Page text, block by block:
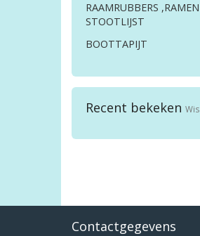
RAAMRUBBERS
STOOTLIJST
BOOTTAPIJT
Recent bekeken
Contactgegevens